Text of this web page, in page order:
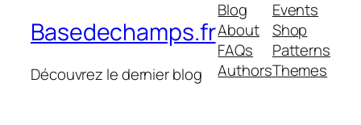
Basedechamps.fr
Découvrez le dernier blog
Blog
About
FAQs
Authors
Events
Shop
Patterns
Themes